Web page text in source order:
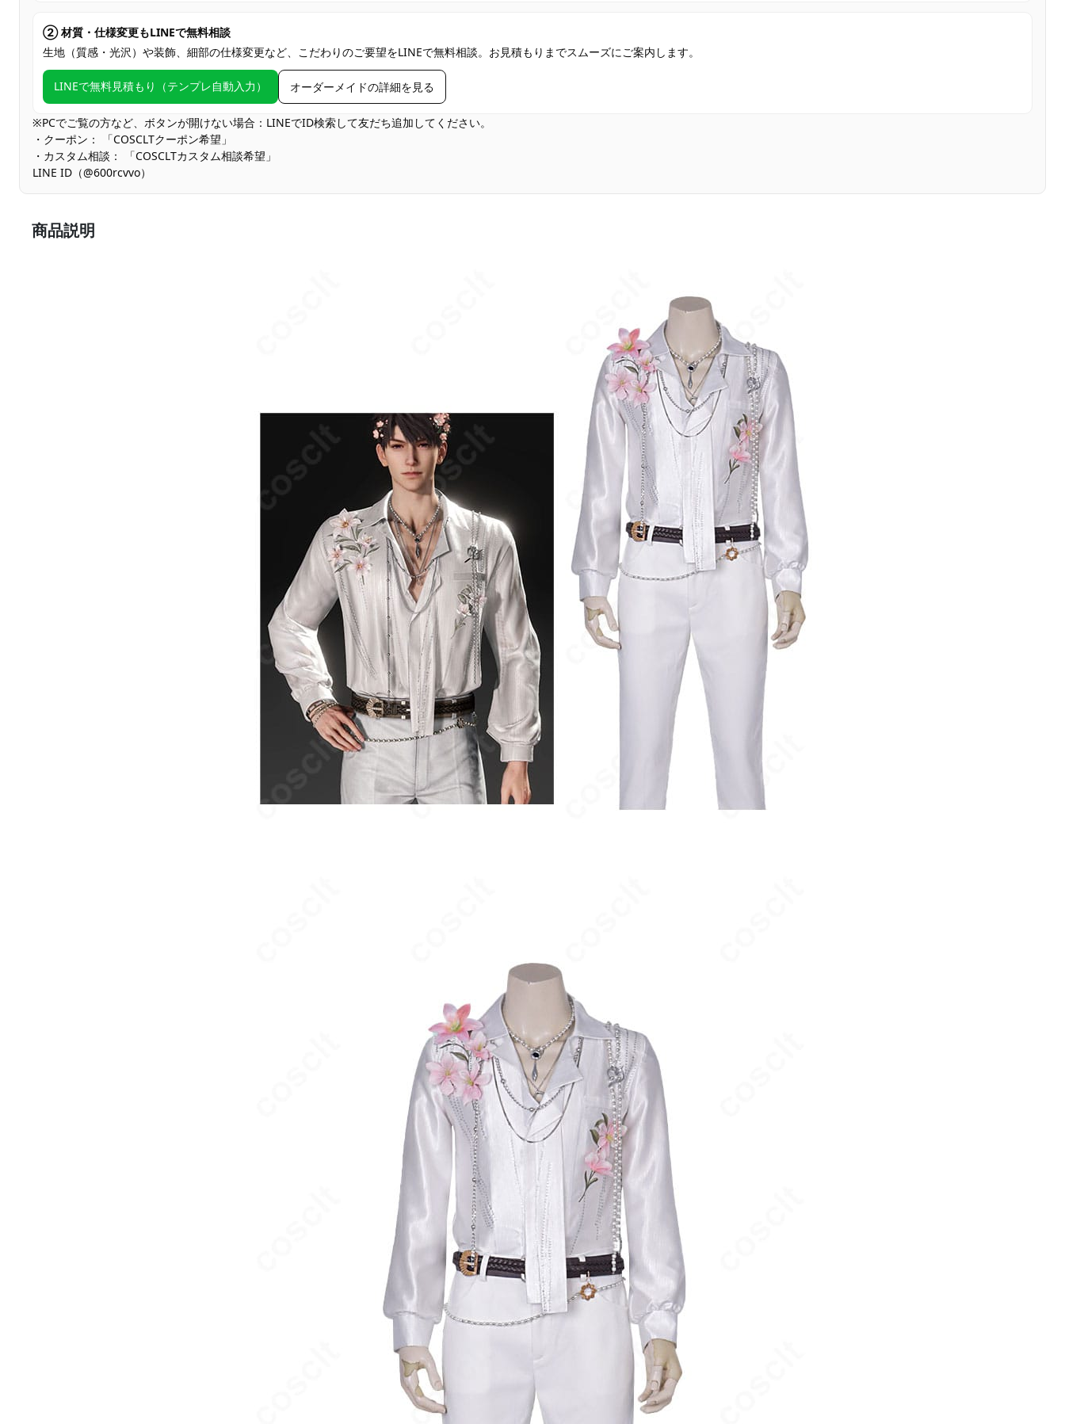
② 材質・仕様変更もLINEで無料相談
生地（質感・光沢）や装飾、細部の仕様変更など、こだわりのご要望をLINEで無料相談。お見積もりまでスムーズにご案内します。
LINEで無料見積もり（テンプレ自動入力） オーダーメイドの詳細を見る
※PCでご覧の方など、ボタンが開けない場合：LINEでID検索して友だち追加してください。
・クーポン： 「COSCLTクーポン希望」
・カスタム相談： 「COSCLTカスタム相談希望」
LINE ID（@600rcvvo）
商品説明